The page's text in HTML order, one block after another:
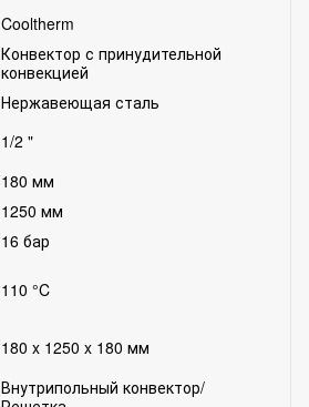
Cooltherm
Конвектор с принудительной
конвекцией
Нержавеющая сталь
1/2 "
180 мм
1250 мм
16 бар
110 °C
180 x 1250 x 180 мм
Внутрипольный конвектор/